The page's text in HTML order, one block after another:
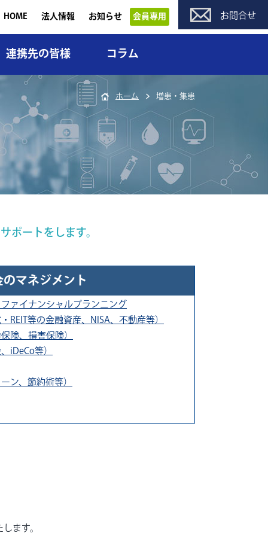
お問合せ
HOME 法人情報 お知らせ 会員専用
連携先の皆様 コラム
ホーム 増患・集患
ポートをします。
のマネジメント
ァイナンシャルプランニング
REIT等の金融資産、NISA、不動産等）
険、損害保険）
iDeCo等）
ン、節約術等）
ます。